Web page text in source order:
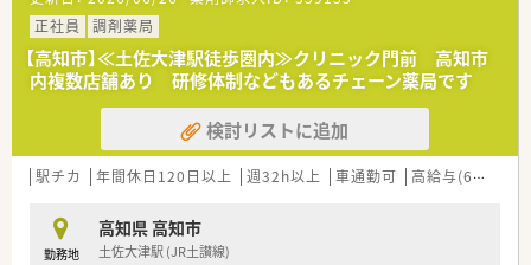
＜法人特徴＞
■高知県内を中心にグループ全体で32店舗展開中です。今後も
県内・県外にて店舗を増やしていく方針です。
■総合病院門前からクリニック門前までさまざまな科目の店舗
を運営されています。
■在宅件数はグループ全体で700件以上ございます。在宅専任薬
剤師も複数名いらっしゃいます。
■1年に1回以上学会に参加されており、学会発表チームを立ち
上げ、日々の業務で感じたことや、患者さまからの要望などを議
■1年に3回（3月、7月、11月）グループ内の薬剤師・看護師・ケアマ
ネージャー・看護師・事務職全ての職員を集めての勉強会を開か
正社員
調剤薬局
【高知市】≪土佐大津駅徒歩圏内≫クリニック門前 高知市
内複数店舗あり 研修体制などもあるチェーン薬局です
検討リストに追加
駅チカ 年間休日120日以上 週32h以上 車通勤可 高給与(600万円以上)
勤務地
高知県 高知市
土佐大津駅 (JR土讃線)